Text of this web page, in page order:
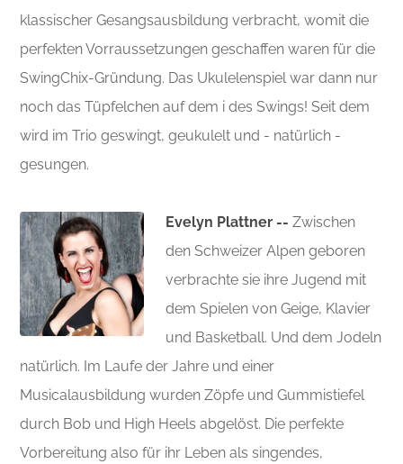
klassischer Gesangsausbildung verbracht, womit die
perfekten Vorraussetzungen geschaffen waren für die
SwingChix-Gründung. Das Ukulelenspiel war dann nur
noch das Tüpfelchen auf dem i des Swings! Seit dem
wird im Trio geswingt, geukulelt und - natürlich -
gesungen.
Evelyn Plattner -- Zwischen
den Schweizer Alpen geboren
verbrachte sie ihre Jugend mit
dem Spielen von Geige, Klavier
und Basketball. Und dem Jodeln
natürlich. Im Laufe der Jahre und einer
Musicalausbildung wurden Zöpfe und Gummistiefel
durch Bob und High Heels abgelöst. Die perfekte
Vorbereitung also für ihr Leben als singendes,